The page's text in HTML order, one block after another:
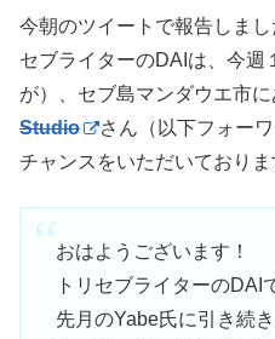
今朝のツイートで報告しま
セブライターのDAIは、今週
が）、セブ島マンダウエ市に
Studio
さん（以下フォー
チャンスをいただいておりま
おはようございます！
トリセブライターのDAI
先月のYabe氏に引き続